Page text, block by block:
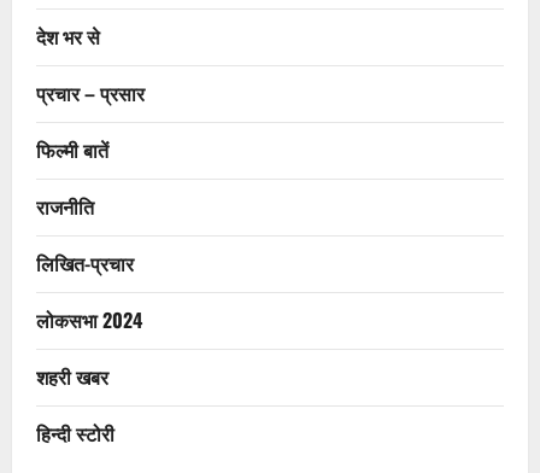
देश भर से
प्रचार – प्रसार
फिल्मी बातें
राजनीति
लिखित-प्रचार
लोकसभा 2024
शहरी खबर
हिन्दी स्टोरी